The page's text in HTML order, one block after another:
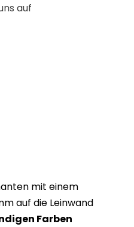
auf
mit einem
auf die Leinwand
Farben